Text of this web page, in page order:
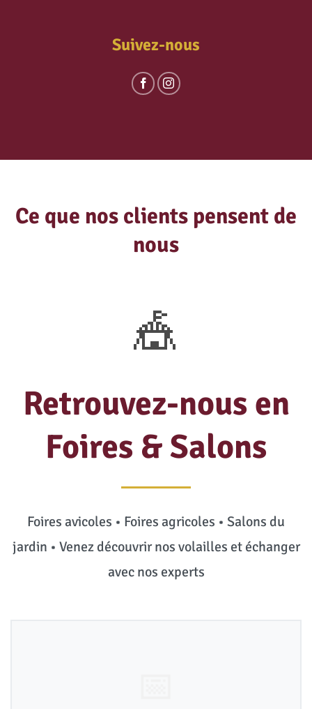
Suivez-nous
Ce que nos clients pensent de
nous
🎪
Retrouvez-nous en
Foires & Salons
Foires avicoles • Foires agricoles • Salons du
jardin • Venez découvrir nos volailles et échanger
avec nos experts